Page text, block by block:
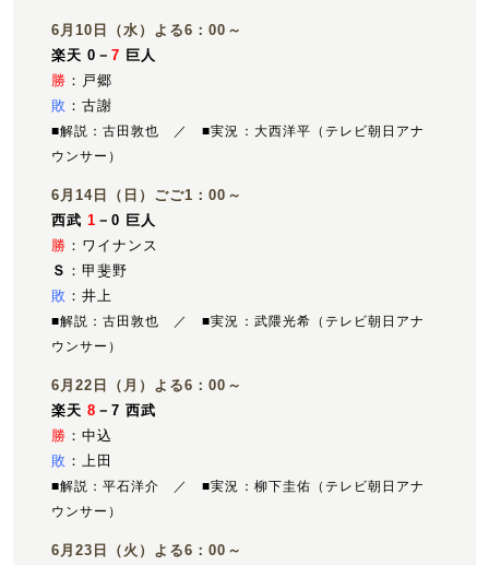
6月10日（水）よる6：00～
楽天 0－7 巨人
勝 ：戸郷
敗 ：古謝
■解説：古田敦也 ／ ■実況：大西洋平（テレビ朝日アナ
ウンサー）
6月14日（日）ごご1：00～
西武1 －0 巨人
勝 ：ワイナンス
Ｓ ：甲斐野
敗 ：井上
■解説：古田敦也 ／ ■実況：武隈光希（テレビ朝日アナ
ウンサー）
6月22日（月）よる6：00～
楽天8 －7 西武
勝 ：中込
敗 ：上田
■解説：平石洋介 ／ ■実況：柳下圭佑（テレビ朝日アナ
ウンサー）
6月23日（火）よる6：00～